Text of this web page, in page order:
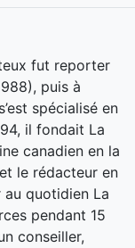
fut reporter
puis à
spécialisé en
il fondait La
canadien en la
le rédacteur en
quotidien La
pendant 15
conseiller,